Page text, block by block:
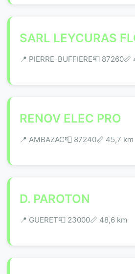
SARL LEYCURAS
📍 PIERRE-BUFFIERE📮 87260📏
RENOV ELEC PRO
📍 AMBAZAC📮 87240📏 45,7 km
D. PAROTON
📍 GUERET📮 23000📏 48,6 km